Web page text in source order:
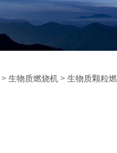
>生物质燃烧机 >生物质颗粒